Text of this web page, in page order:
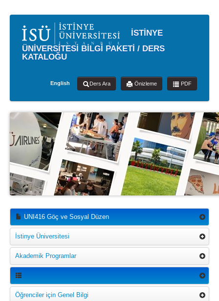
İSTİNYE
ÜNİVERSİTESİ BİLGİ PAKETİ / DERS
KATALOĞU
English Ders Ara Önizleme PDF
UNI416 Göç ve Sosyal Düzen
İstinye Üniversitesi
Akademik Programlar
Öğrenciler için Genel Bilgi